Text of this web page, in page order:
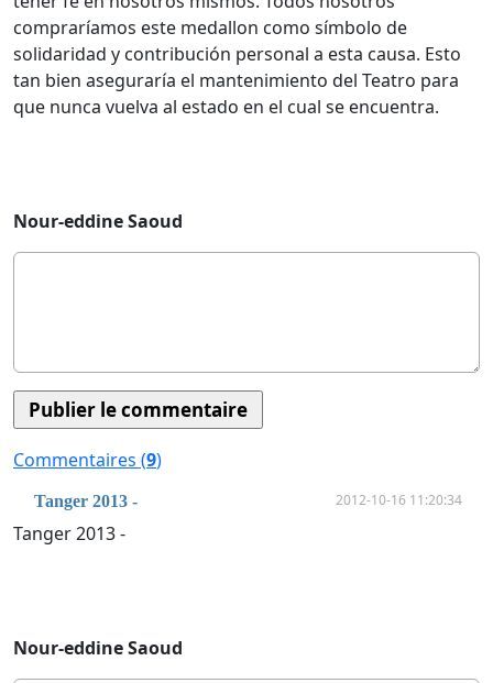
compraríamos este medallon como símbolo de
solidaridad y contribución personal a esta causa. Esto
tan bien aseguraría el mantenimiento del Teatro para
que nunca vuelva al estado en el cual se encuentra.
Nour-eddine Saoud
Commentaires (9)
Tanger 2013 - 2012-10-16 11:20:34
Tanger 2013 -
Nour-eddine Saoud